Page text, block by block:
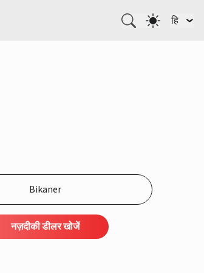
हि
नज़दीकी डीलर खोजें